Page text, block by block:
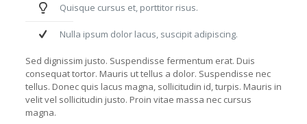
Quisque cursus et, porttitor risus.
Nulla ipsum dolor lacus, suscipit adipiscing.
Sed dignissim justo. Suspendisse fermentum erat. Duis
consequat tortor. Mauris ut tellus a dolor. Suspendisse nec
tellus. Donec quis lacus magna, sollicitudin id, turpis. Mauris in
velit vel sollicitudin justo. Proin vitae massa nec cursus
magna.